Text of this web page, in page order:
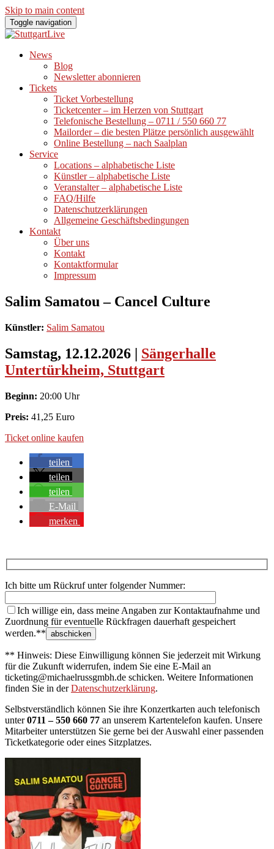
Skip to main content
Toggle navigation
News
Blog
Newsletter abonnieren
Tickets
Ticket Vorbestellung
Ticketcenter – im Herzen von Stuttgart
Telefonische Bestellung – 0711 / 550 660 77
Mailorder – die besten Plätze persönlich ausgewählt
Online Bestellung – nach Saalplan
Service
Locations – alphabetische Liste
Künstler – alphabetische Liste
Veranstalter – alphabetische Liste
FAQ/Hilfe
Datenschutzerklärungen
Allgemeine Geschäftsbedingungen
Kontakt
Über uns
Kontakt
Kontaktformular
Impressum
Salim Samatou – Cancel Culture
Künstler: Salim Samatou
Samstag, 12.12.2026 | Sängerhalle
Untertürkheim, Stuttgart
Beginn: 20:00 Uhr
Preis: 41,25 Euro
Ticket online kaufen
teilen
teilen
teilen
E-Mail
merken
Ich bitte um Rückruf unter folgender Nummer:
Ich willige ein, dass meine Angaben zur Kontaktaufnahme und
Zuordnung für eventuelle Rückfragen dauerhaft gespeichert
werden.**
** Hinweis: Diese Einwilligung können Sie jederzeit mit Wirkung
für die Zukunft widerrufen, indem Sie eine E-Mail an
ticketing@michaelrussgmbh.de schicken. Weitere Informationen
finden Sie in derDatenschutzerklärung.
Selbstverständlich können Sie ihre Konzertkarten auch telefonisch
unter0711 – 550 660 77 an unserem Kartentelefon kaufen. Unsere
Mitarbeiter unterstützen Sie gerne bei der Auswahl einer passenden
Ticketkategorie oder eines Sitzplatzes.